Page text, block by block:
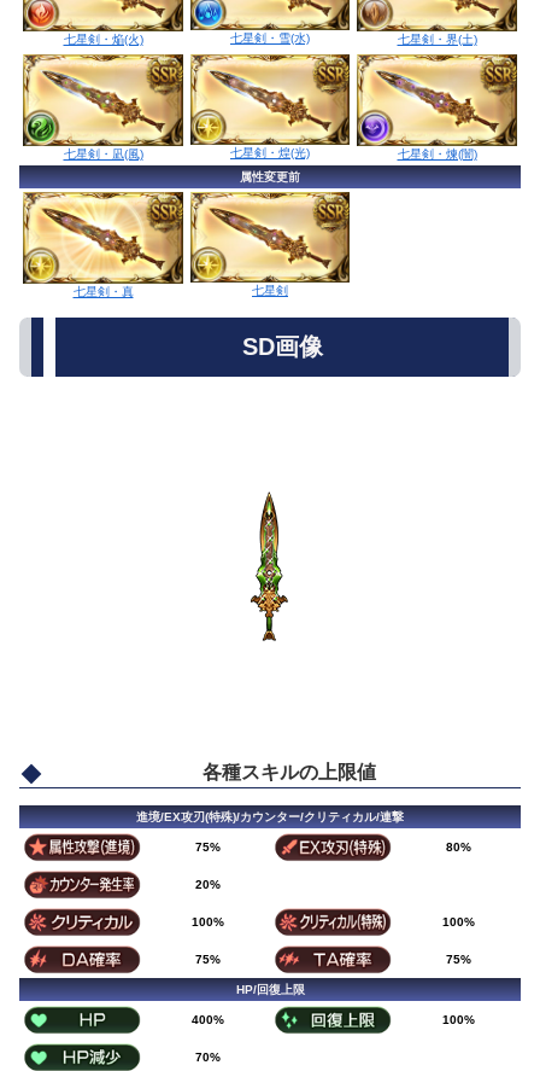
七星剣・焔(火) 七星剣・雪(水) 七星剣・界(土)
七星剣・凪(風) 七星剣・煌(光)
七星剣・煉(闇)
属性変更前
七星剣・真 七星剣
SD画像
各種スキルの上限値
進境/EX攻刃(特殊)/カウンター/クリティカル/連撃
75% 80%
20%
100% 100%
75% 75%
HP/回復上限
400% 100%
70%